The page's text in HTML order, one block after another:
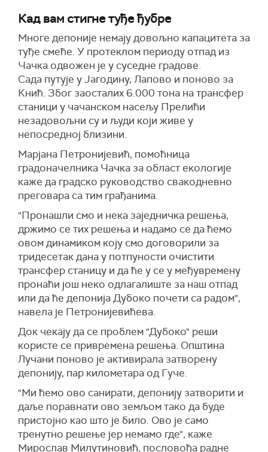
Кад вам стигне туђе ђубре
Многе депоније немају довољно капацитета за
туђе смеће. У протеклом периоду отпад из
Чачка одвожен је у суседне градове.
Сада путује у Јагодину, Лапово и поново за
Кнић. Због заосталих 6.000 тона на трансфер
станици у чачанском насељу Прелићи
незадовољни су и људи који живе у
непосредној близини.
Марјана Петронијевић, помоћница
градоначелника Чачка за област екологије
каже да градско руководство свакодневно
преговара са тим грађанима.
"Пронашли смо и нека заједничка решења,
држимо се тих решења и надамо се да ћемо
овом динамиком коју смо договорили за
тридесетак дана у потпуности очистити
трансфер станицу и да ће у се у међувремену
пронаћи још неко одлагалиште за наш отпад
или да ће депонија Дубоко почети са радом",
навела је Петронијевићева.
Док чекају да се проблем "Дубоко" реши
користе се привремена решења. Општина
Лучани поново је активирала затворену
депонију, пар километара од Гуче.
"Ми ћемо ово санирати, депонију затворити и
даље поравнати ово земљом тако да буде
пристојно као што је било. Ово је само
тренутно решење јер немамо где", каже
Мирослав Милутиновић, пословођа радне